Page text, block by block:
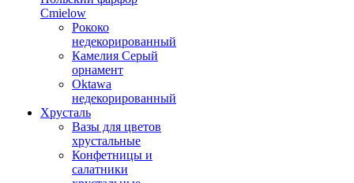
Сmielow
Рококо
недекорированный
Камелия Серый
орнамент
Oktawa
недекорированный
Хрусталь
Вазы для цветов
хрустальные
Конфетницы и
салатники